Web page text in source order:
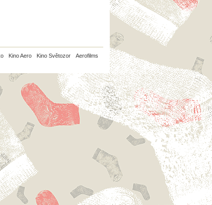
Kino Aero Kino Světozor Aerofilms